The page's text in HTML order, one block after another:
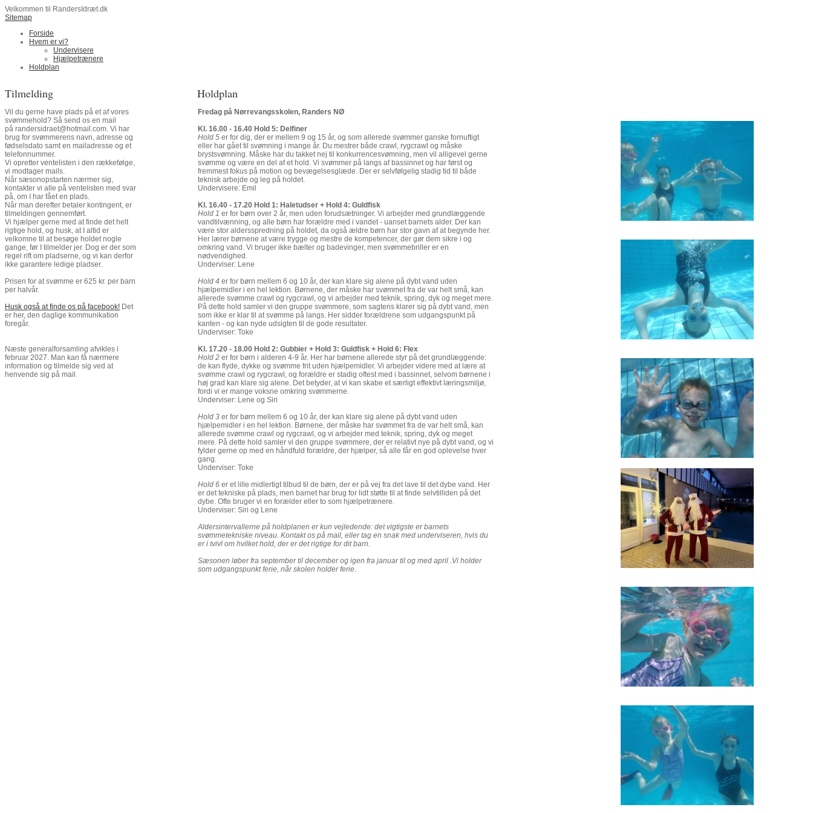
Velkommen til RandersIdræt.dk
Sitemap
Forside
Hvem er vi?
Undervisere
Hjælpetrænere
Holdplan
Tilmelding
Vil du gerne have plads på et af vores
svømmehold? Så send os en mail
på randersidraet@hotmail.com. Vi har
brug for svømmerens navn, adresse og
fødselsdato samt en mailadresse og et
telefonnummer.
Vi opretter ventelisten i den rækkefølge,
vi modtager mails.
Når sæsonopstarten nærmer sig,
kontakter vi alle på ventelisten med svar
på, om I har fået en plads.
Når man derefter betaler kontingent, er
tilmeldingen gennemført.
Vi hjælper gerne med at finde det helt
rigtige hold, og husk, at I altid er
velkomne til at besøge holdet nogle
gange, før I tilmelder jer. Dog er der som
regel rift om pladserne, og vi kan derfor
ikke garantere ledige pladser.
Prisen for at svømme er 625 kr. per barn
per halvår.
Husk også at finde os på facebook! Det
er her, den daglige kommunikation
foregår.
Næste generalforsamling afvikles i
februar 2027. Man kan få nærmere
information og tilmelde sig ved at
henvende sig på mail.
Holdplan
Fredag på Nørrevangsskolen, Randers NØ
Kl. 16.00 - 16.40 Hold 5: Delfiner
Hold 5 er for dig, der er mellem 9 og 15 år, og som allerede svømmer ganske fornuftigt
eller har gået til svømning i mange år. Du mestrer både crawl, rygcrawl og måske
brystsvømning. Måske har du takket nej til konkurrencesvømning, men vil alligevel gerne
svømme og være en del af et hold. Vi svømmer på langs af bassinnet og har først og
fremmest fokus på motion og bevægelsesglæde. Der er selvfølgelig stadig tid til både
teknisk arbejde og leg på holdet.
Undervisere: Emil
Kl. 16.40 - 17.20 Hold 1: Haletudser + Hold 4: Guldfisk
Hold 1 er for børn over 2 år, men uden forudsætninger. Vi arbejder med grundlæggende
vandtilvænning, og alle børn har forældre med i vandet - uanset barnets alder. Der kan
være stor aldersspredning på holdet, da også ældre børn har stor gavn af at begynde her.
Her lærer børnene at være trygge og mestre de kompetencer, der gør dem sikre i og
omkring vand. Vi bruger ikke bælter og badevinger, men svømmebriller er en
nødvendighed.
Underviser: Lene
Hold 4 er for børn mellem 6 og 10 år, der kan klare sig alene på dybt vand uden
hjælpemidler i en hel lektion. Børnene, der måske har svømmet fra de var helt små, kan
allerede svømme crawl og rygcrawl, og vi arbejder med teknik, spring, dyk og meget mere.
På dette hold samler vi den gruppe svømmere, som sagtens klarer sig på dybt vand, men
som ikke er klar til at svømme på langs. Her sidder forældrene som udgangspunkt på
kanten - og kan nyde udsigten til de gode resultater.
Underviser: Toke
Kl. 17.20 - 18.00 Hold 2: Gubbier + Hold 3: Guldfisk + Hold 6: Flex
Hold 2 er for børn i alderen 4-9 år. Her har børnene allerede styr på det grundlæggende:
de kan flyde, dykke og svømme frit uden hjælpemidler. Vi arbejder videre med at lære at
svømme crawl og rygcrawl, og forældre er stadig oftest med i bassinnet, selvom børnene i
høj grad kan klare sig alene. Det betyder, at vi kan skabe et særligt effektivt læringsmiljø,
fordi vi er mange voksne omkring svømmerne.
Underviser: Lene og Siri
Hold 3 er for børn mellem 6 og 10 år, der kan klare sig alene på dybt vand uden
hjælpemidler i en hel lektion. Børnene, der måske har svømmet fra de var helt små, kan
allerede svømme crawl og rygcrawl, og vi arbejder med teknik, spring, dyk og meget
mere. På dette hold samler vi den gruppe svømmere, der er relativt nye på dybt vand, og vi
fylder gerne op med en håndfuld forældre, der hjælper, så alle får en god oplevelse hver
gang.
Underviser: Toke
Hold 6 er et lille midlertigt tilbud til de børn, der er på vej fra det lave til det dybe vand. Her
er det tekniske på plads, men barnet har brug for lidt støtte til at finde selvtilliden på det
dybe. Ofte bruger vi en forælder eller to som hjælpetrænere.
Underviser: Siri og Lene
Aldersintervallerne på holdplanen er kun vejledende: det vigtigste er barnets
svømmetekniske niveau. Kontakt os på mail, eller tag en snak med underviseren, hvis du
er i tvivl om hvilket hold, der er det rigtige for dit barn.
Sæsonen løber fra september til december og igen fra januar til og med april .Vi holder
som udgangspunkt ferie, når skolen holder ferie.